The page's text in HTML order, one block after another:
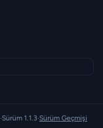
·Sürüm 1.1.3·Sürüm Geçmişi